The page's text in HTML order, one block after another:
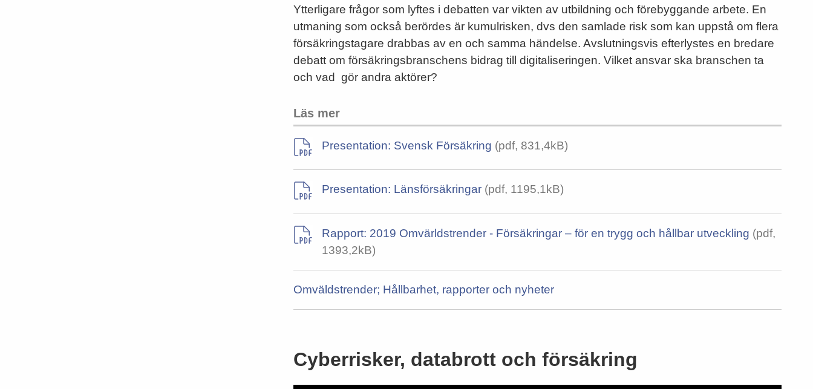
Ytterligare frågor som lyftes i debatten var vikten av utbildning och förebyggande arbete. En
utmaning som också berördes är kumulrisken, dvs den samlade risk som kan uppstå om flera
försäkringstagare drabbas av en och samma händelse. Avslutningsvis efterlystes en bredare
debatt om försäkringsbranschens bidrag till digitaliseringen. Vilket ansvar ska branschen ta
och vad gör andra aktörer?
Läs mer
Presentation: Svensk Försäkring (pdf, 831,4kB)
Presentation: Länsförsäkringar (pdf, 1195,1kB)
Rapport: 2019 Omvärldstrender - Försäkringar – för en trygg och hållbar utveckling (pdf,
1393,2kB)
Omväldstrender; Hållbarhet, rapporter och nyheter
Cyberrisker, databrott och försäkring